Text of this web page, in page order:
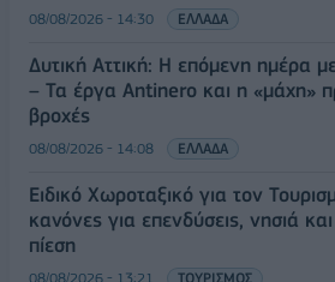
08/08/2026 - 14:30 ΕΛΛΑΔΑ
Δυτική Αττική: Η επόμενη ημέρα
– Τα έργα Antinero και η «μάχη»
βροχές
08/08/2026 - 14:08 ΕΛΛΑΔΑ
Ειδικό Χωροταξικό για τον
κανόνες για επενδύσεις, νησιά
πίεση
08/08/2026 - 13:21 ΤΟΥΡΙΣΜΟΣ